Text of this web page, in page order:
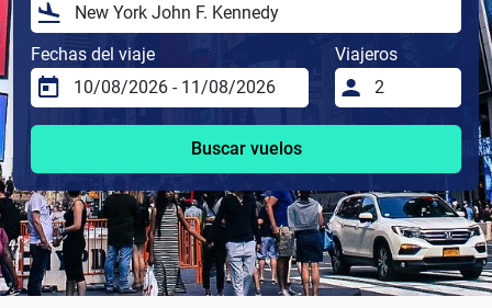
Fechas del viaje Viajeros
Buscar vuelos